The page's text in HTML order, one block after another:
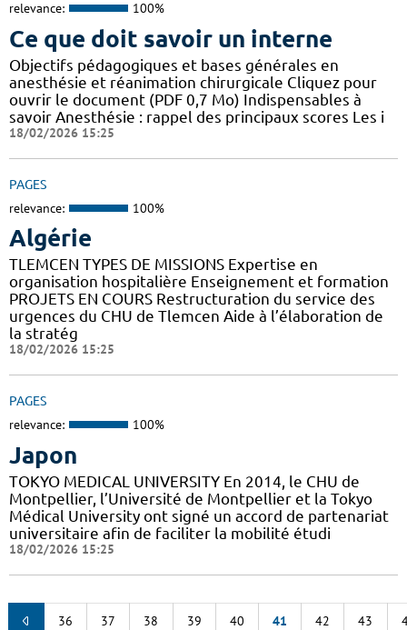
relevance: 100%
Ce que doit savoir un interne
Objectifs pédagogiques et bases générales en
anesthésie et réanimation chirurgicale Cliquez pour
ouvrir le document (PDF 0,7 Mo) Indispensables à
savoir Anesthésie : rappel des principaux scores Les i
18/02/2026 15:25
PAGES
relevance: 100%
Algérie
TLEMCEN TYPES DE MISSIONS Expertise en
organisation hospitalière Enseignement et formation
PROJETS EN COURS Restructuration du service des
urgences du CHU de Tlemcen Aide à l’élaboration de
la stratég
18/02/2026 15:25
PAGES
relevance: 100%
Japon
TOKYO MEDICAL UNIVERSITY En 2014, le CHU de
Montpellier, l’Université de Montpellier et la Tokyo
Médical University ont signé un accord de partenariat
universitaire afin de faciliter la mobilité étudi
18/02/2026 15:25
36 37 38 39 40 41 42 43